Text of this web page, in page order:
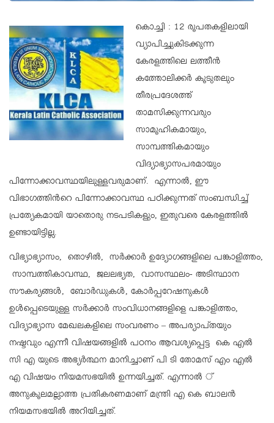
കൊച്ചി : 12 രൂപതകളിലായി
വ്യാപിച്ചുകിടക്കുന്ന
കേരളത്തിലെ ലത്തീന്‍
കത്തോലിക്കര്‍ കൂടുതലും
തീരപ്രദേശത്ത്
താമസിക്കുന്നവരും
സാമൂഹികമായും,
സാമ്പത്തികമായും
വിദ്യാഭ്യാസപരമായും
പിന്നോക്കാവസ്ഥയിലുള്ളവരുമാണ്. എന്നാല്‍, ഈ
വിഭാഗത്തിന്‍റെ പിന്നോക്കാവസ്ഥ പഠിക്കുന്നത് സംബന്ധിച്ച്
പ്രത്യേകമായി യാതൊരു നടപടികളും, ഇതുവരെ കേരളത്തില്‍
ഉണ്ടായിട്ടില്ല.
വിഭ്യാഭ്യാസം, തൊഴില്‍, സര്‍ക്കാര്‍ ഉദ്യോഗങ്ങളിലെ പങ്കാളിത്തം,
സാമ്പത്തികാവസ്ഥ, ജലലഭ്യത, വാസസ്ഥലം- അടിസ്ഥാന
സൗകര്യങ്ങള്‍, ബോര്‍ഡുകള്‍, കോര്‍പ്പറേഷനുകള്‍
ഉള്‍പ്പെടെയുള്ള സര്‍ക്കാര്‍ സംവിധാനങ്ങളിളെ പങ്കാളിത്തം,
വിദ്യാഭ്യാസ മേഖലകളിലെ സംവരണം – അപര്യാപ്തയും
നഷ്ടവും എന്നീ വിഷയങ്ങളില്‍ പഠനം ആവശ്യപ്പെട്ട കെ എല്‍
സി എ യുടെ അഭ്യര്‍ത്ഥന മാനിച്ചാണ് പി ടി തോമസ് എം എല്‍
എ വിഷയം നിയമസഭയില്‍ ഉന്നയിച്ചത്. എന്നാല്‍ ്
അനുകൂലമല്ലാത്ത പ്രതികരണമാണ് മന്ത്രി എ കെ ബാലന്‍
നിയമസഭയില്‍ അറിയിച്ചത്.